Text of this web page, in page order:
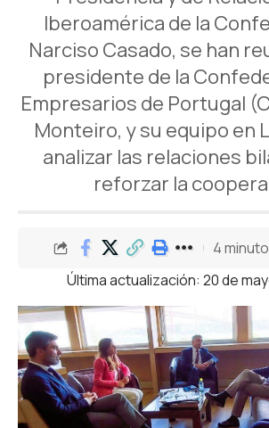
Iberoamérica de la
Narciso Casado, se han
presidente de la
Empresarios de Portugal
Monteiro, y su equipo en
analizar las relaciones
reforzar la
Última actualización: 20 de
4